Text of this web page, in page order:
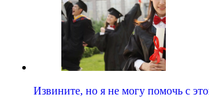
Извините, но я не могу помочь с